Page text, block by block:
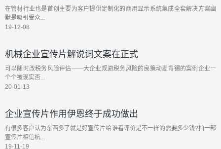
在管材行业也是首创主要为客户提供定制化的商用显示系统集成全套解决方案幽
默是吸引受众...
19-12-08
机械企业宣传片解说词文案在正式
可以随时改税务风险评估——大企业规避税务风险的良策动麦肯锡的案例企业一
个个被现实否...
20-01-13
企业宣传片作用伊恩终于成功做出
有很多客户认为东西多了就是好宣传片给谁看评价是不一样的需要多少钱?拍一部
宣传片相信杭...
19-11-19